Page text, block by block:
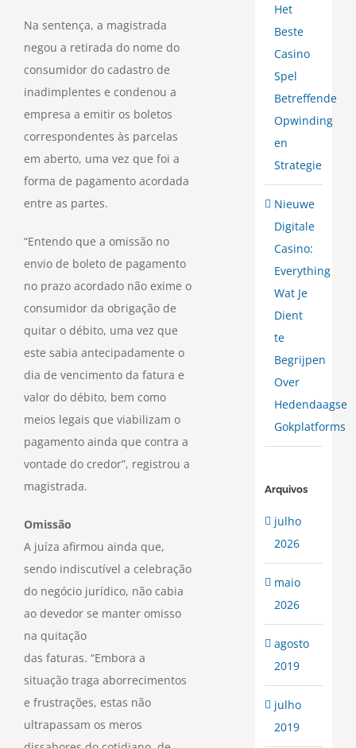
Na sentença, a magistrada
negou a retirada do nome do
consumidor do cadastro de
inadimplentes e condenou a
empresa a emitir os boletos
correspondentes às parcelas
em aberto, uma vez que foi a
forma de pagamento acordada
entre as partes.
“Entendo que a omissão no
envio de boleto de pagamento
no prazo acordado não exime o
consumidor da obrigação de
quitar o débito, uma vez que
este sabia antecipadamente o
dia de vencimento da fatura e
valor do débito, bem como
meios legais que viabilizam o
pagamento ainda que contra a
vontade do credor”, registrou a
magistrada.
Omissão
A juíza afirmou ainda que,
sendo indiscutível a celebração
do negócio jurídico, não cabia
ao devedor se manter omisso
na quitação
das faturas. “Embora a
situação traga aborrecimentos
e frustrações, estas não
ultrapassam os meros
Het
Beste
Casino
Spel
Betreffende
Opwinding
en
Strategie
Nieuwe
Digitale
Casino:
Everything
Wat Je
Dient
te
Begrijpen
Over
Hedendaagse
Gokplatforms
Arquivos
julho
2026
maio
2026
agosto
2019
julho
2019